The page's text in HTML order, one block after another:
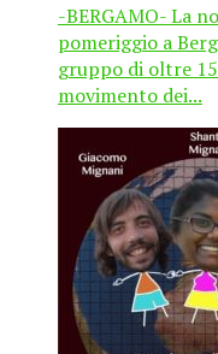
-BERGAMO- La
pomeriggio a
gruppo di oltre
movimento dei...